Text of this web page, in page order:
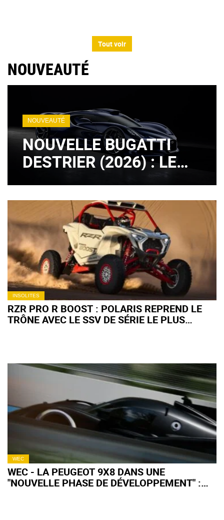
Tout voir
NOUVEAUTÉ
NOUVEAUTÉ
NOUVELLE BUGATTI
DESTRIER (2026) : LE
LÉGENDAIRE MOTEUR
W16 EST DE RETOUR !
(+ IMAGES)
INSOLITES
RZR PRO R BOOST : POLARIS REPREND LE
TRÔNE AVEC LE SSV DE SÉRIE LE PLUS
WEC
WEC - LA PEUGEOT 9X8 DANS UNE
"NOUVELLE PHASE DE DÉVELOPPEMENT" :